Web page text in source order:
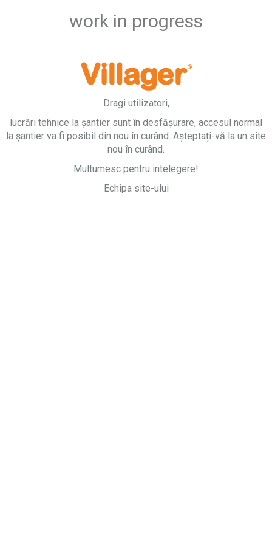
work in progress
Dragi utilizatori,
lucrări tehnice la șantier sunt în desfășurare, accesul normal
la șantier va fi posibil din nou în curând. Așteptați-vă la un site
nou în curând.
Multumesc pentru intelegere!
Echipa site-ului